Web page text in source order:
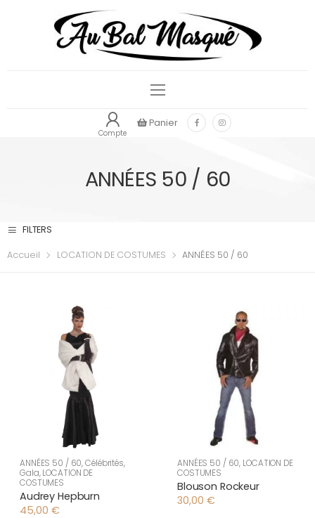
Compte
Panier
ANNÉES 50 / 60
FILTERS
Accueil LOCATION DE COSTUMES ANNÉES 50 / 60
ANNÉES 50 / 60,Célébrités,
Gala,LOCATION DE
COSTUMES
Audrey Hepburn
45,00 €
ANNÉES 50 / 60, LOCATION DE
COSTUMES
Blouson Rockeur
30,00 €